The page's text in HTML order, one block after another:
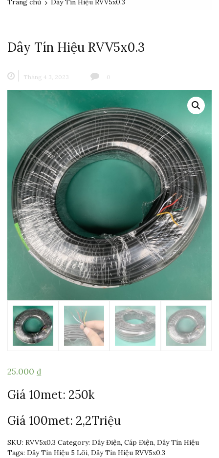
Dây Tín Hiệu RVV5x0.3
Tháng 4 3, 2023 0
25.000 ₫
Giá 10met: 250k
Giá 100met: 2,2Triệu
SKU: RVV5x0.3 Category: Dây Điện, Cáp Điện, Dây Tín Hiệu
Tags: Dây Tín Hiệu 5 Lõi, Dây Tín Hiệu RVV5x0.3